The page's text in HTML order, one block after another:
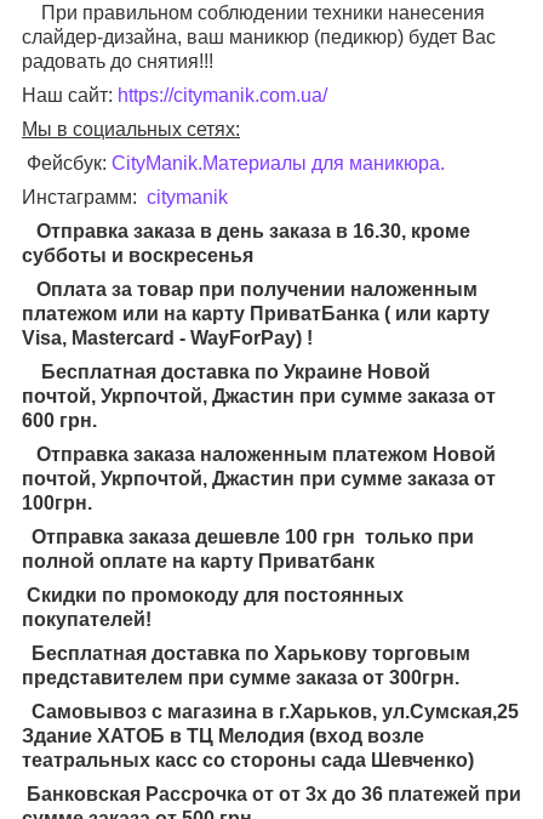
При правильном соблюдении техники нанесения
слайдер-дизайна, ваш маникюр (педикюр) будет Вас
радовать до снятия!!!
Наш сайт: https://citymanik.com.ua/
Мы в социальных сетях:
Фейсбук: CityManik.Материалы для маникюра.
Инстаграмм: citymanik
Отправка заказа в день заказа в 16.30, кроме
субботы и воскресенья
Оплата за товар при получении наложенным
платежом или на карту ПриватБанка ( или карту
Visa, Mastercard - WayForPay) !
Бесплатная доставка по Украине Новой
почтой, Укрпочтой, Джастин при сумме заказа от
600 грн.
Отправка заказа наложенным платежом Новой
почтой, Укрпочтой, Джастин при сумме заказа от
100грн.
Отправка заказа дешевле 100 грн только при
полной оплате на карту Приватбанк
Скидки по промокоду для постоянных
покупателей!
Бесплатная доставка по Харькову торговым
представителем при сумме заказа от 300грн.
Самовывоз с магазина в г.Харьков, ул.Сумская,25
Здание ХАТОБ в ТЦ Мелодия (вход возле
театральных касс со стороны сада Шевченко)
Банковская Рассрочка от от 3х до 36 платежей при